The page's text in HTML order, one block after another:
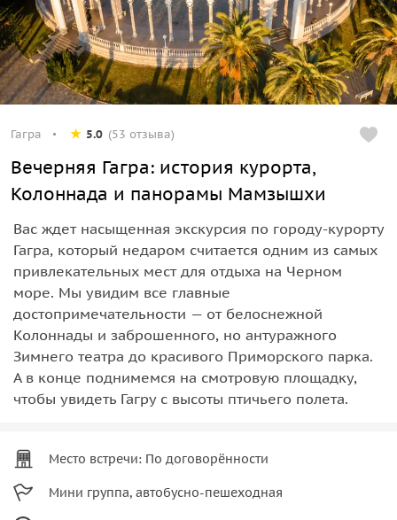
Гагра 5.0 (53 отзыва)
Вечерняя Гагра: история курорта,
Колоннада и панорамы Мамзышхи
Вас ждет насыщенная экскурсия по городу-курорту
Гагра, который недаром считается одним из самых
привлекательных мест для отдыха на Черном
море. Мы увидим все главные
достопримечательности — от белоснежной
Колоннады и заброшенного, но антуражного
Зимнего театра до красивого Приморского парка.
А в конце поднимемся на смотровую площадку,
чтобы увидеть Гагру с высоты птичьего полета.
Место встречи: По договорённости
Мини группа, автобусно-пешеходная